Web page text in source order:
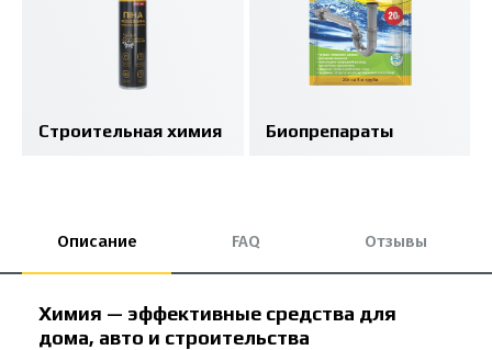
Строительная химия Биопрепараты
Описание FAQ Отзывы
Химия — эффективные средства для
дома, авто и строительства